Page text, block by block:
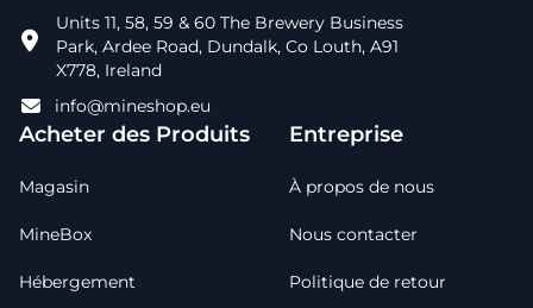
Units 11, 58, 59 & 60 The Brewery Business
Park, Ardee Road, Dundalk, Co Louth, A91
X778, Ireland
info@mineshop.eu
Acheter des Produits
Magasin
MineBox
Hébergement
Entreprise
À propos de nous
Nous contacter
Politique de retour